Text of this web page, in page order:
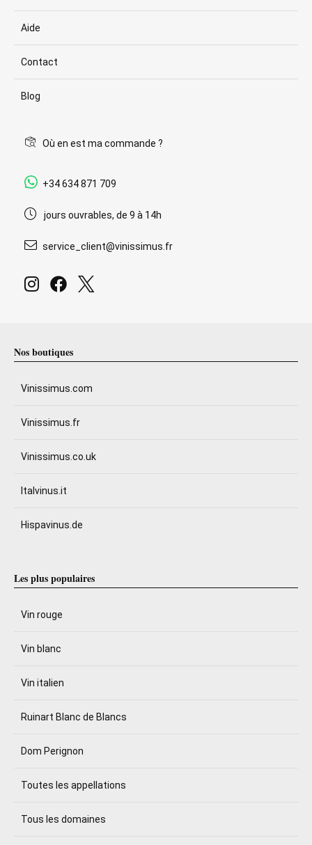
Aide
Contact
Blog
Où en est ma commande ?
+34 634 871 709
jours ouvrables, de 9 à 14h
service_client@vinissimus.fr
Nos boutiques
Vinissimus.com
Vinissimus.fr
Vinissimus.co.uk
Italvinus.it
Hispavinus.de
Les plus populaires
Vin rouge
Vin blanc
Vin italien
Ruinart Blanc de Blancs
Dom Perignon
Toutes les appellations
Tous les domaines